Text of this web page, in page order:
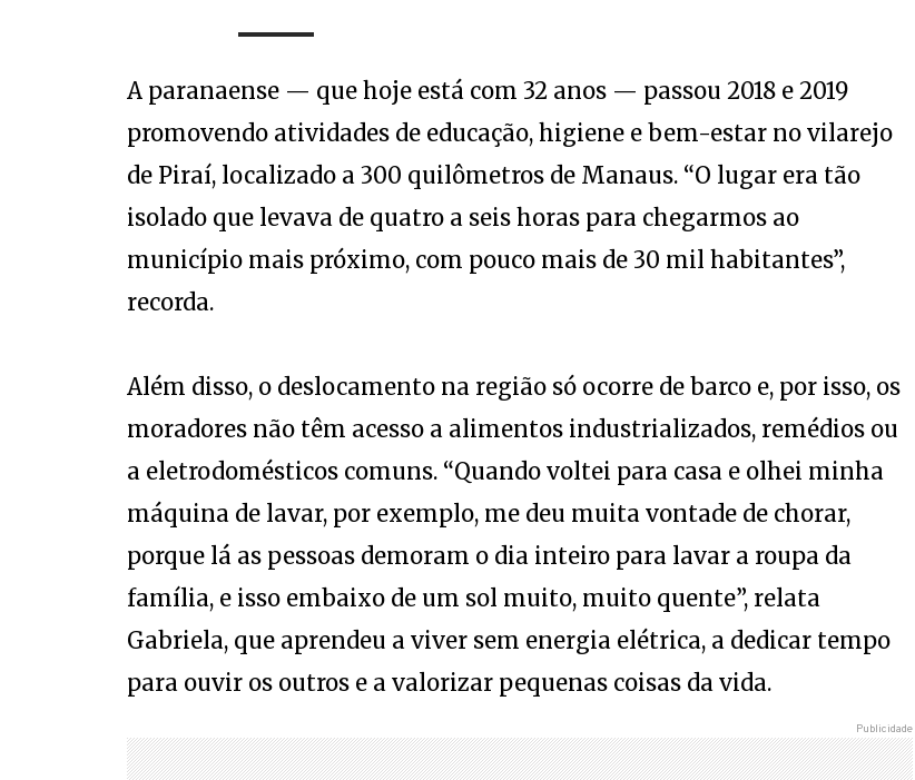
A paranaense — que hoje está com 32 anos — passou 2018 e 2019
promovendo atividades de educação, higiene e bem-estar no vilarejo
de Piraí, localizado a 300 quilômetros de Manaus. “O lugar era tão
isolado que levava de quatro a seis horas para chegarmos ao
município mais próximo, com pouco mais de 30 mil habitantes”,
recorda.
Além disso, o deslocamento na região só ocorre de barco e, por isso, os
moradores não têm acesso a alimentos industrializados, remédios ou
a eletrodomésticos comuns. “Quando voltei para casa e olhei minha
máquina de lavar, por exemplo, me deu muita vontade de chorar,
porque lá as pessoas demoram o dia inteiro para lavar a roupa da
família, e isso embaixo de um sol muito, muito quente”, relata
Gabriela, que aprendeu a viver sem energia elétrica, a dedicar tempo
para ouvir os outros e a valorizar pequenas coisas da vida.